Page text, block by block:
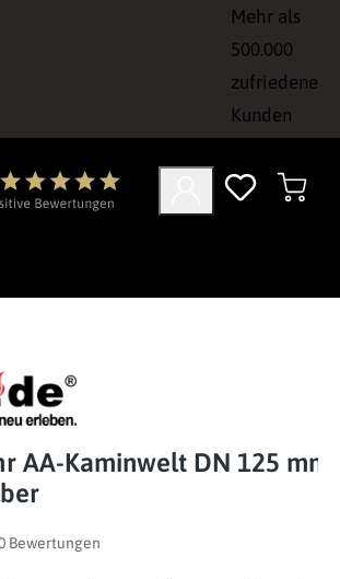
Mehr als
500.000
zufriedene
Kunden
AA-Kaminwelt DN 125 mm
Bewertungen